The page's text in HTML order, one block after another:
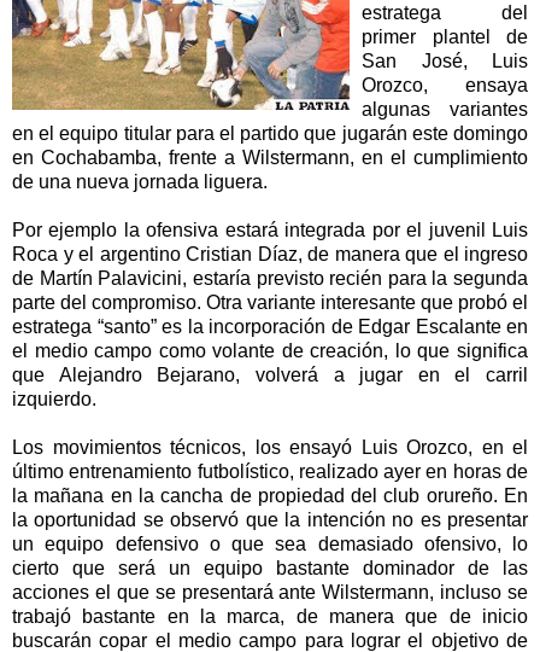
estratega del
primer plantel de
San José, Luis
Orozco, ensaya
algunas variantes
en el equipo titular para el partido que jugarán este domingo
en Cochabamba, frente a Wilstermann, en el cumplimiento
de una nueva jornada liguera.
Por ejemplo la ofensiva estará integrada por el juvenil Luis
Roca y el argentino Cristian Díaz, de manera que el ingreso
de Martín Palavicini, estaría previsto recién para la segunda
parte del compromiso. Otra variante interesante que probó el
estratega “santo” es la incorporación de Edgar Escalante en
el medio campo como volante de creación, lo que significa
que Alejandro Bejarano, volverá a jugar en el carril
izquierdo.
Los movimientos técnicos, los ensayó Luis Orozco, en el
último entrenamiento futbolístico, realizado ayer en horas de
la mañana en la cancha de propiedad del club orureño. En
la oportunidad se observó que la intención no es presentar
un equipo defensivo o que sea demasiado ofensivo, lo
cierto que será un equipo bastante dominador de las
acciones el que se presentará ante Wilstermann, incluso se
trabajó bastante en la marca, de manera que de inicio
buscarán copar el medio campo para lograr el objetivo de